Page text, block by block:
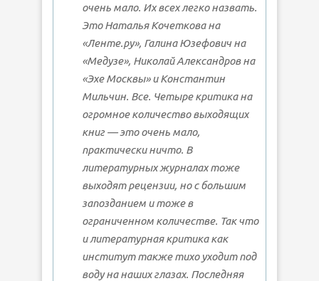
очень мало. Их всех легко назвать.
Это Наталья Кочеткова на
«Ленте.ру», Галина Юзефович на
«Медузе», Николай Александров на
«Эхе Москвы» и Константин
Мильчин. Все. Четыре критика на
огромное количество выходящих
книг — это очень мало,
практически ничто. В
литературных журналах тоже
выходят рецензии, но с большим
запозданием и тоже в
ограниченном количестве. Так что
и литературная критика как
институт также тихо уходит под
воду на наших глазах. Последняя